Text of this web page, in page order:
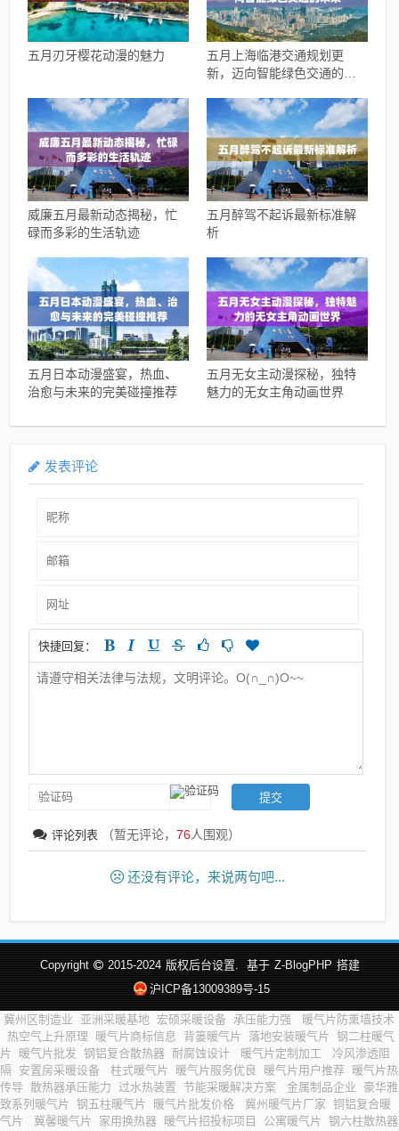
五月刃牙樱花动漫的魅力
五月上海临港交通规划更
新，迈向智能绿色交通的未
威廉五月最新动态揭秘，忙
碌而多彩的生活轨迹
五月醉驾不起诉最新标准解
析
五月日本动漫盛宴，热血、
治愈与未来的完美碰撞推荐
五月无女主动漫探秘，独特
魅力的无女主角动画世界
发表评论
快捷回复：
评论列表 （暂无评论，76人围观）
还没有评论，来说两句吧...
Copyright 2015-2024 版权后台设置. 基于 Z-BlogPHP 搭建
沪ICP备13009389号-15
冀州区制造业 亚洲采暖基地 宏硕采暖设备 承压能力强
暖气片防熏墙技术
热空气上升原理
暖气片商标信息 背篓暖气片 落地安装暖气片 钢二柱暖气
片
暖气片批发 钢铝复合散热器 耐腐蚀设计 暖气片定制加工
冷风渗透阻
隔
安置房采暖设备 柱式暖气片 暖气片服务优良 暖气片用户推荐
暖气片热
传导 散热器承压能力 过水热装置 节能采暖解决方案 金属制品企业
豪华雅
致系列暖气片 钢五柱暖气片 暖气片批发价格 冀州暖气片厂家 铜铝复合暖
气片
冀馨暖气片 家用换热器 暖气片招投标项目 公寓暖气片 钢六柱散热器